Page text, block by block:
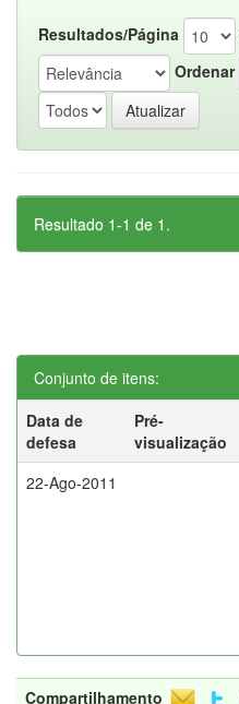
Resultados/Página
Ordenar
Resultado 1-1 de 1.
Conjunto de itens:
Data de
defesa
Pré-
visualização
22-Ago-2011
Compartilhamento